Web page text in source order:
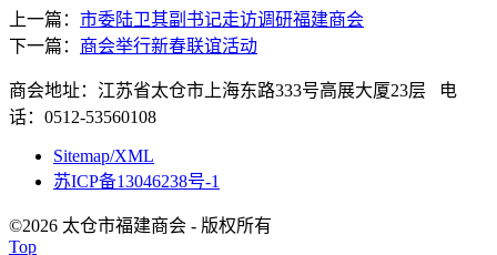
上一篇： 市委陆卫其副书记走访调研福建商会
下一篇： 商会举行新春联谊活动
商会地址：江苏省太仓市上海东路333号高展大厦23层 电
话：0512-53560108
Sitemap/XML
苏ICP备13046238号-1
©2026 太仓市福建商会 - 版权所有
Top